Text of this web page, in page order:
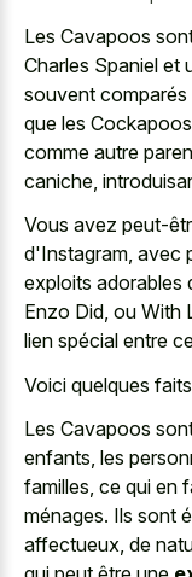
Les Cavapoos
Charles Spaniel et
souvent
que les
comme autre
caniche,
Vous avez peut-
d'Instagram, avec
exploits adorables
Enzo Did, ou With
lien spécial entre
Voici quelques
Les Cavapoos
enfants, les
familles, ce qui en
ménages. Ils sont
affectueux, de